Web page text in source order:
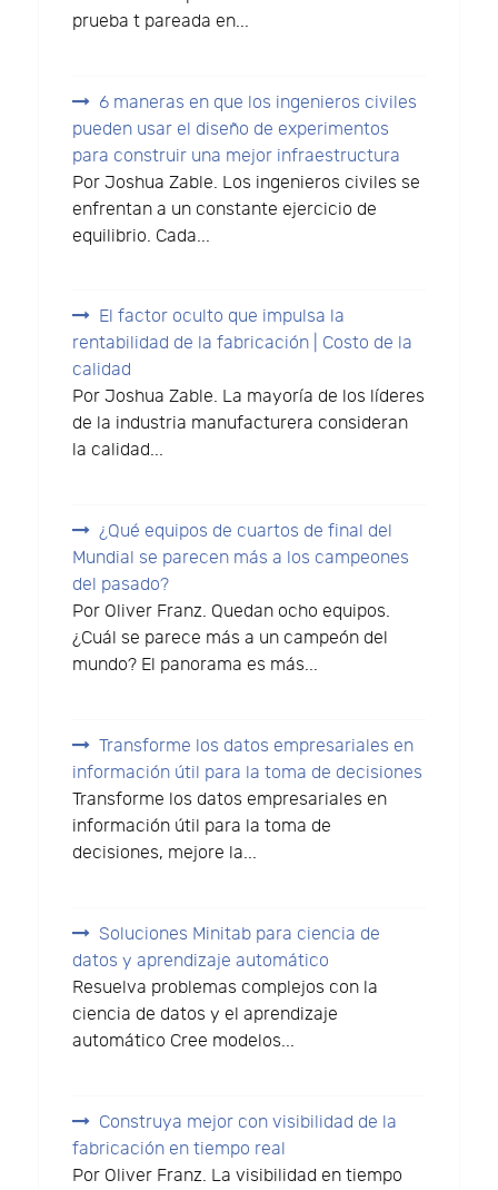
prueba t pareada en...
6 maneras en que los ingenieros civiles
pueden usar el diseño de experimentos
para construir una mejor infraestructura
Por Joshua Zable. Los ingenieros civiles se
enfrentan a un constante ejercicio de
equilibrio. Cada...
El factor oculto que impulsa la
rentabilidad de la fabricación | Costo de la
calidad
Por Joshua Zable. La mayoría de los líderes
de la industria manufacturera consideran
la calidad...
¿Qué equipos de cuartos de final del
Mundial se parecen más a los campeones
del pasado?
Por Oliver Franz. Quedan ocho equipos.
¿Cuál se parece más a un campeón del
mundo? El panorama es más...
Transforme los datos empresariales en
información útil para la toma de decisiones
Transforme los datos empresariales en
información útil para la toma de
decisiones, mejore la...
Soluciones Minitab para ciencia de
datos y aprendizaje automático
Resuelva problemas complejos con la
ciencia de datos y el aprendizaje
automático Cree modelos...
Construya mejor con visibilidad de la
fabricación en tiempo real
Por Oliver Franz. La visibilidad en tiempo